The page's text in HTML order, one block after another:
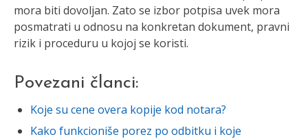
mora biti dovoljan. Zato se izbor potpisa uvek mora
posmatrati u odnosu na konkretan dokument, pravni
rizik i proceduru u kojoj se koristi.
Povezani članci:
Koje su cene overa kopije kod notara?
Kako funkcioniše porez po odbitku i koje